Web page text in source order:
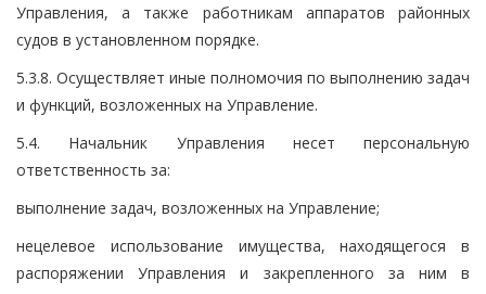
Управления, а также работникам аппаратов районных
судов в установленном порядке.
5.3.8. Осуществляет иные полномочия по выполнению задач
и функций, возложенных на Управление.
5.4. Начальник Управления несет персональную
ответственность за:
выполнение задач, возложенных на Управление;
нецелевое использование имущества, находящегося в
распоряжении Управления и закрепленного за ним в